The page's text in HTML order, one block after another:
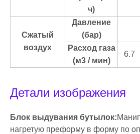
ч)
Сжатый
воздух
Давление
(бар)
Расход газа
(м3 / мин)
6.7
Детали изображения
Блок выдувания бутылок:
нагретую преформу в форму по